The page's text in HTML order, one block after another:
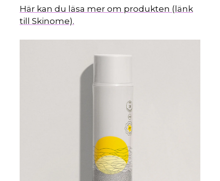
Här kan du läsa mer om produkten (länk
till Skinome).